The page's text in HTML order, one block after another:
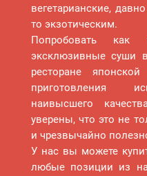
вегетарианские,
то экзотическим.
Попробовать как
эксклюзивные суши
ресторане
приготовления
наивысшего
уверены, что это не
и чрезвычайно
У нас вы можете
любые позиции из